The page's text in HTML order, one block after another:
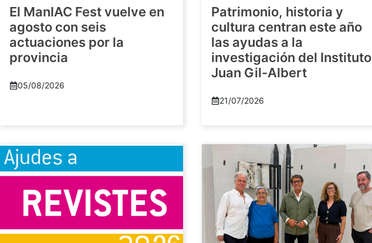
El ManIAC Fest vuelve en
agosto con seis
actuaciones por la
provincia
05/08/2026
Patrimonio, historia y
cultura centran este año
las ayudas a la
investigación del Instituto
Juan Gil-Albert
21/07/2026